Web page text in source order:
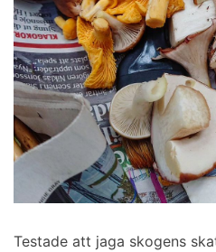
Testade att jaga skogens